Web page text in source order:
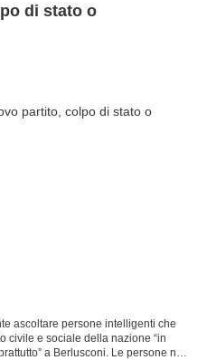
di stato o
ascoltare persone intelligenti che
civile e sociale della nazione “in
a Berlusconi. Le persone non